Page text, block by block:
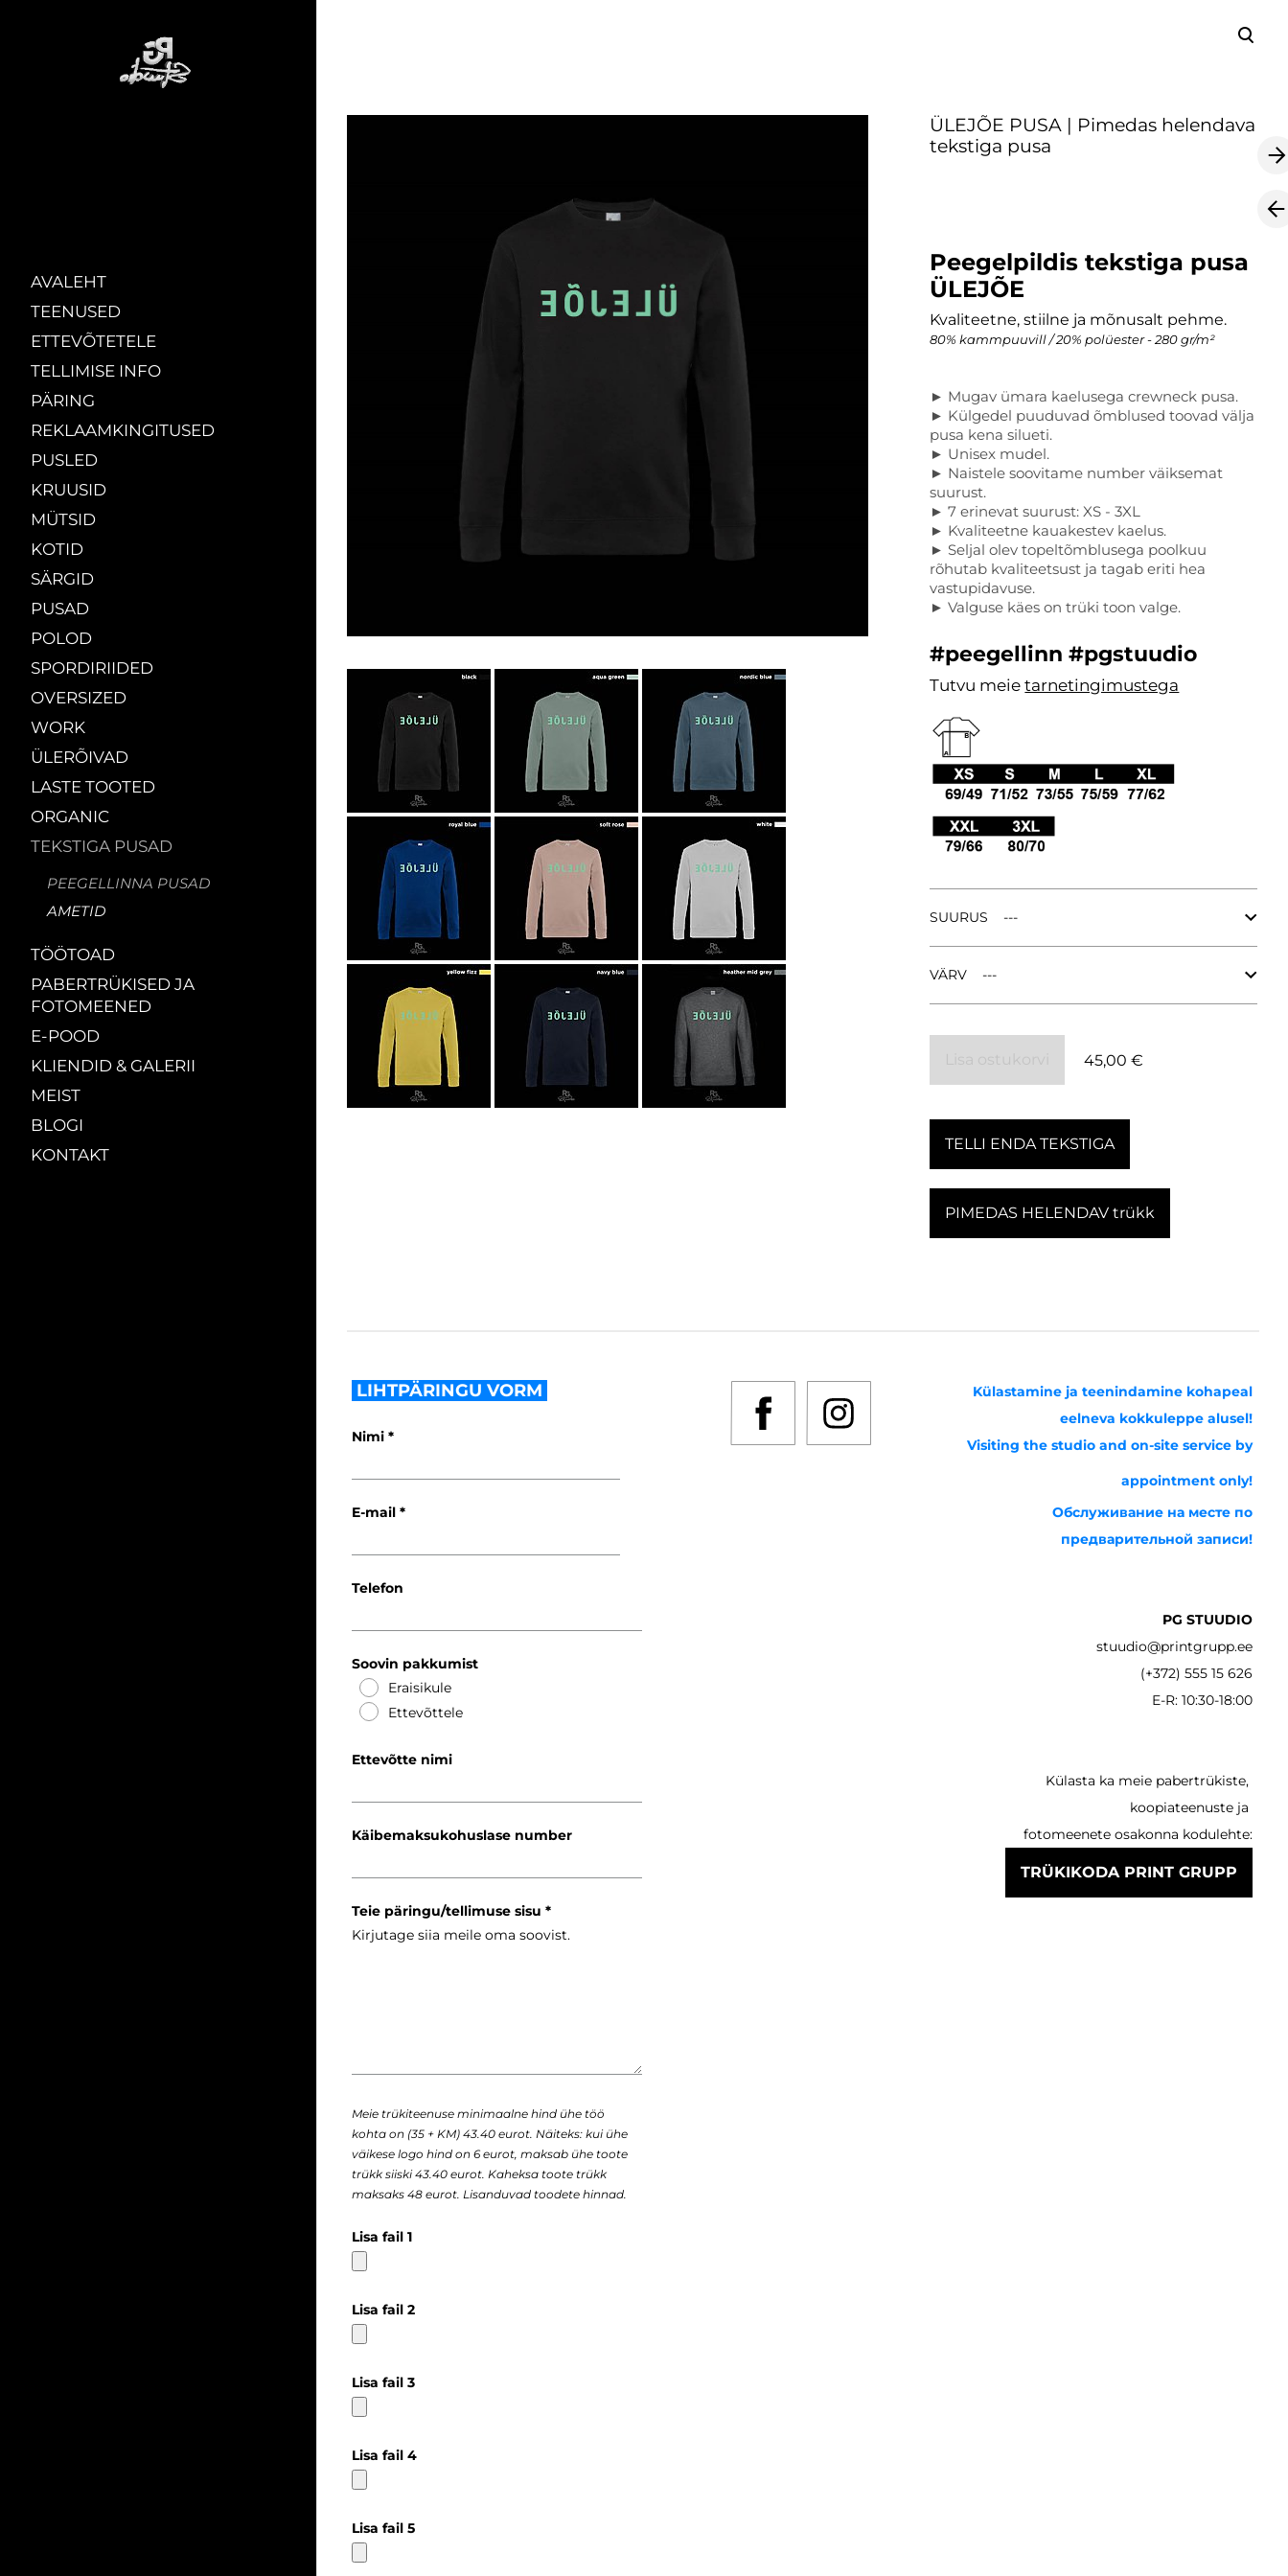
AVALEHT
TEENUSED
ETTEVÕTETELE
TELLIMISE INFO
PÄRING
REKLAAMKINGITUSED
PUSLED
KRUUSID
MÜTSID
KOTID
SÄRGID
PUSAD
POLOD
SPORDIRIIDED
OVERSIZED
WORK
ÜLERÕIVAD
LASTE TOOTED
ORGANIC
TEKSTIGA PUSAD
PEEGELLINNA PUSAD
AMETID
TÖÖTOAD
PABERTRÜKISED JA
FOTOMEENED
E-POOD
KLIENDID & GALERII
MEIST
BLOGI
KONTAKT
ÜLEJÕE PUSA | Pimedas helendava
tekstiga pusa
Peegelpildis tekstiga pusa
ÜLEJÕE
Kvaliteetne, stiilne ja mõnusalt pehme.
80% kammpuuvill / 20% polüester - 280 gr/m²
► Mugav ümara kaelusega crewneck pusa.
► Külgedel puuduvad õmblused toovad välja
pusa kena silueti.
► Unisex mudel.
► Naistele soovitame number väiksemat
suurust.
► 7 erinevat suurust: XS - 3XL
► Kvaliteetne kauakestev kaelus.
► Seljal olev topeltõmblusega poolkuu
rõhutab kvaliteetsust ja tagab eriti hea
vastupidavuse.
► Valguse käes on trüki toon valge.
#peegellinn #pgstuudio
Tutvu meietarnetingimustega
SUURUS
VÄRV
45,00 €
TELLI ENDA TEKSTIGA
PIMEDAS HELENDAV trükk
LIHTPÄRINGU VORM
Nimi
E-mail
Telefon
Soovin pakkumist
Eraisikule
Ettevõttele
Ettevõtte nimi
Käibemaksukohuslase number
Teie päringu/tellimuse sisu
Meie trükiteenuse minimaalne hind ühe töö
kohta on (35 + KM) 43.40 eurot. Näiteks: kui ühe
väikese logo hind on 6 eurot, maksab ühe toote
trükk siiski 43.40 eurot. Kaheksa toote trükk
maksaks 48 eurot. Lisanduvad toodete hinnad.
Lisa fail 1
Lisa fail 2
Lisa fail 3
Lisa fail 4
Lisa fail 5
Külastamine ja teenindamine kohapeal
eelneva kokkuleppe alusel!
Visiting the studio and on-site service by
appointment only!
Обслуживание на месте по
предварительной записи!
PG STUUDIO
stuudio@printgrupp.ee
(+372) 555 15 626
E-R: 10:30-18:00
Külasta ka meie pabertrükiste,
koopiateenuste ja
fotomeenete osakonna kodulehte:
TRÜKIKODA PRINT GRUPP